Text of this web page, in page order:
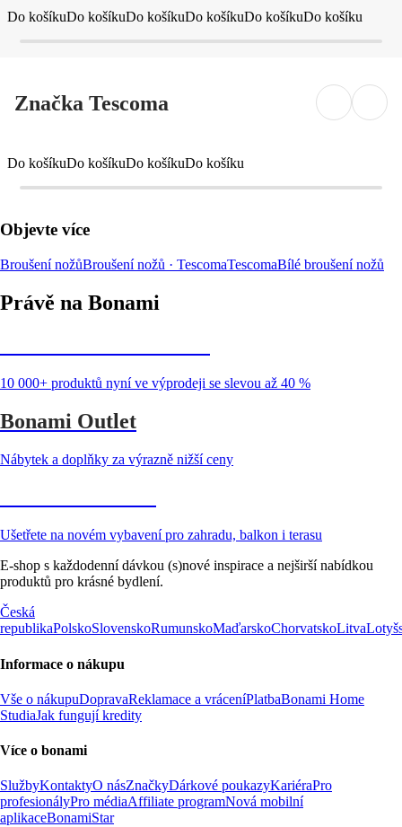
Do košíkuDo košíkuDo košíkuDo košíkuDo košíkuDo košíku
Značka Tescoma
Do košíkuDo košíkuDo košíkuDo košíku
Objevte více
Broušení nožůBroušení nožů · TescomaTescomaBílé broušení nožů
Právě na Bonami
10 000+ produktů nyní ve výprodeji se slevou až 40 %
Bonami Outlet
Nábytek a doplňky za výrazně nižší ceny
Ušetřete na novém vybavení pro zahradu, balkon i terasu
E-shop s každodenní dávkou (s)nové inspirace a nejširší nabídkou
produktů pro krásné bydlení.
Česká
republikaPolskoSlovenskoRumunskoMaďarskoChorvatskoLitva
Informace o nákupu
Vše o nákupuDopravaReklamace a vráceníPlatbaBonami Home
StudiaJak fungují kredity
Více o bonami
SlužbyKontaktyO násZnačkyDárkové poukazyKariéraPro
profesionályPro médiaAffiliate programNová mobilní
aplikaceBonamiStar